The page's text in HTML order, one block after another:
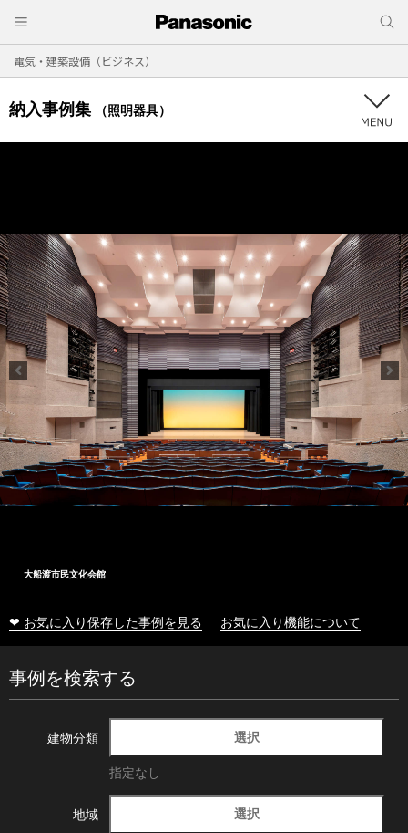
電気・建築設備（ビジネス）
納入事例集 （照明器具）
大船渡市民文化会館
❤ お気に入り保存した事例を見る お気に入り機能について
事例を検索する
建物分類 選択
指定なし
地域 選択